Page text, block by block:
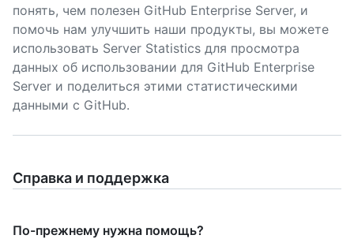
понять, чем полезен GitHub Enterprise Server, и
помочь нам улучшить наши продукты, вы можете
использовать Server Statistics для просмотра
данных об использовании для GitHub Enterprise
Server и поделиться этими статистическими
данными с GitHub.
Справка и поддержка
По-прежнему нужна помощь?